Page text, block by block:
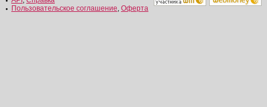
Пользовательское соглашение, Оферта